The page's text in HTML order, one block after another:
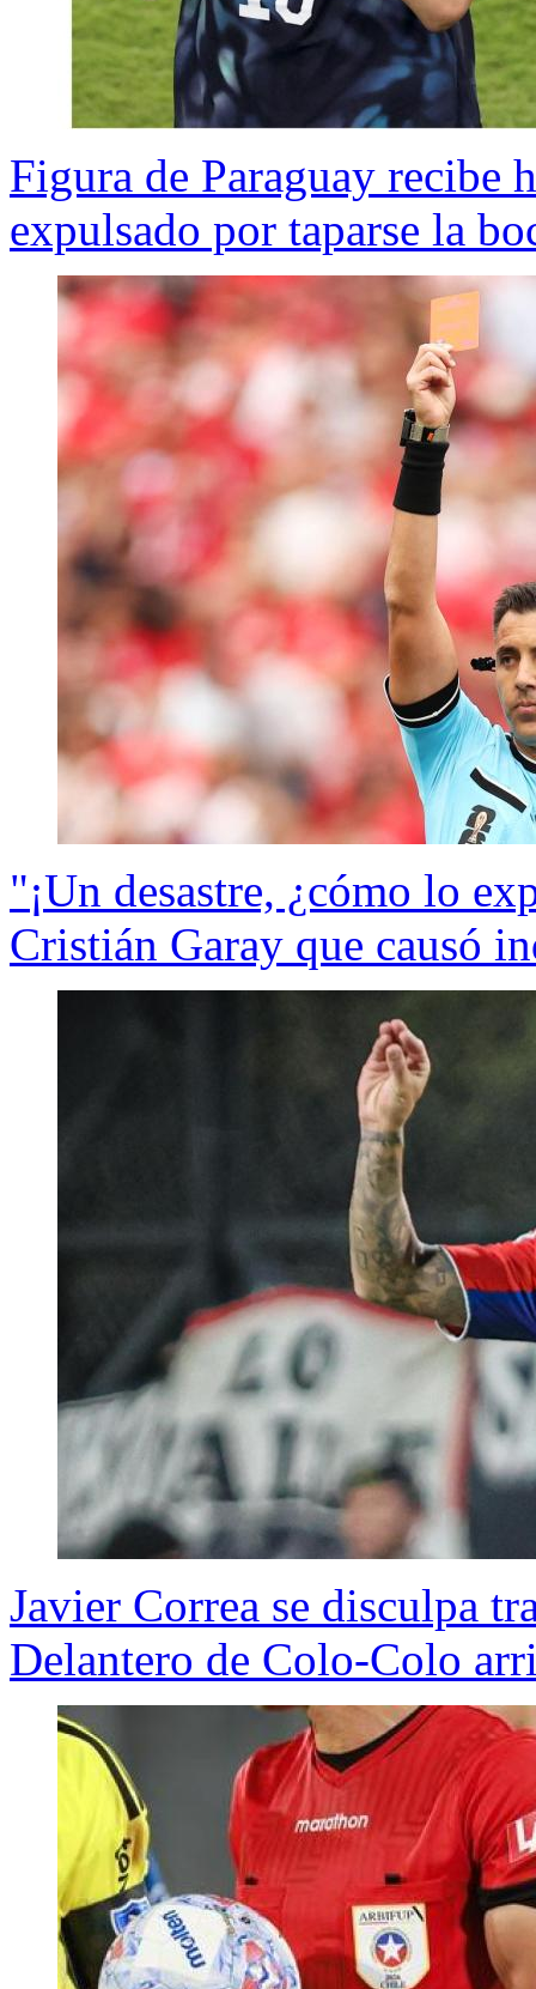
Figura de Paraguay recibe
expulsado por taparse la
"¡Un desastre, ¿cómo lo
Cristián Garay que causó
Javier Correa se disculpa
Delantero de Colo-Colo